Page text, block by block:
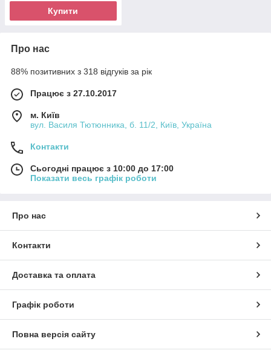
Купити
Про нас
88% позитивних з 318 відгуків за рік
Працює з 27.10.2017
м. Київ
вул. Василя Тютюнника, б. 11/2, Київ, Україна
Контакти
Сьогодні працює з 10:00 до 17:00
Показати весь графік роботи
Про нас
Контакти
Доставка та оплата
Графік роботи
Повна версія сайту